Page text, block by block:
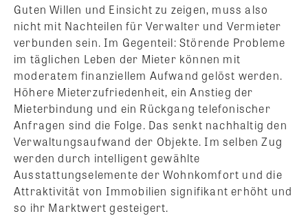
Guten Willen und Einsicht zu zeigen, muss also
nicht mit Nachteilen für Verwalter und Vermieter
verbunden sein. Im Gegenteil: Störende Probleme
im täglichen Leben der Mieter können mit
moderatem finanziellem Aufwand gelöst werden.
Höhere Mieterzufriedenheit, ein Anstieg der
Mieterbindung und ein Rückgang telefonischer
Anfragen sind die Folge. Das senkt nachhaltig den
Verwaltungsaufwand der Objekte. Im selben Zug
werden durch intelligent gewählte
Ausstattungselemente der Wohnkomfort und die
Attraktivität von Immobilien signifikant erhöht und
so ihr Marktwert gesteigert.